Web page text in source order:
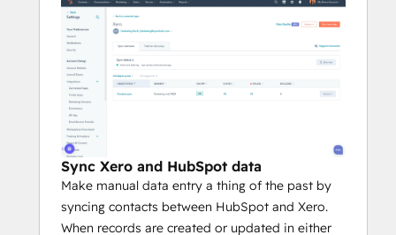
Note: Please see below which objects sync
under "Shared Data". You can also check
out
the integration built by Xero
Sync Xero and HubSpot data
Make manual data entry a thing of the past by
syncing contacts between HubSpot and Xero.
When records are created or updated in either